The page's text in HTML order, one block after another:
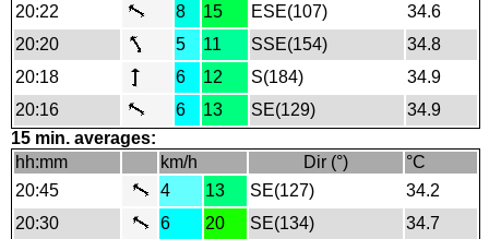
20:22
8 15 ESE(107)
34.6
20:20
5 11 SSE(154)
34.8
20:18
6 12 S(184)
34.9
20:16
6 13 SE(129)
34.9
15 min. averages:
hh:mm
km/h Dir (°)
°C
20:45
4 13 SE(127)
34.2
20:30
6 20 SE(134)
34.7